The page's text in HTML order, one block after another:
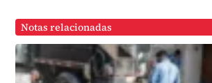
Notas relacionadas